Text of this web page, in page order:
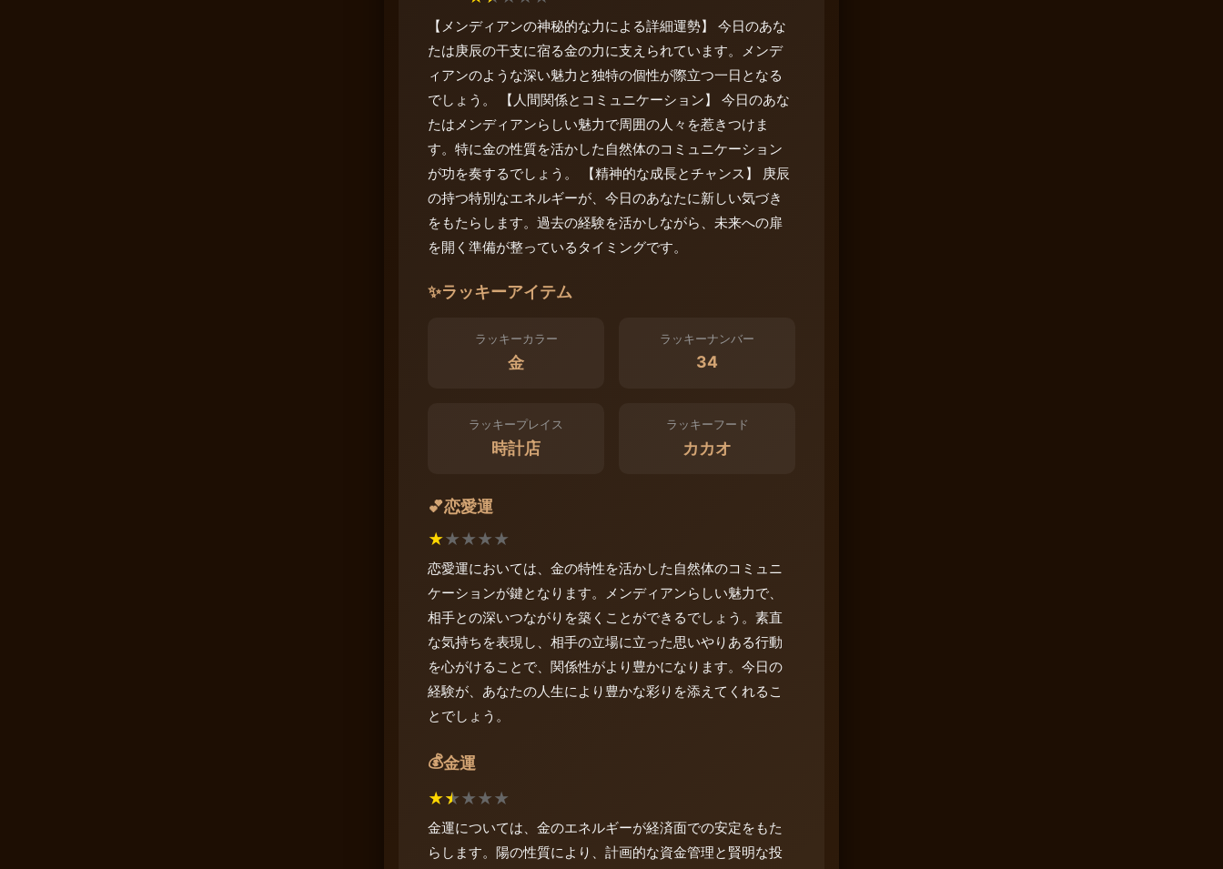
【メンディアンの神秘的な力による詳細運勢】 今日のあな
たは庚辰の干支に宿る金の力に支えられています。メンデ
ィアンのような深い魅力と独特の個性が際立つ一日となる
でしょう。 【人間関係とコミュニケーション】 今日のあな
たはメンディアンらしい魅力で周囲の人々を惹きつけま
す。特に金の性質を活かした自然体のコミュニケーション
が功を奏するでしょう。 【精神的な成長とチャンス】 庚辰
の持つ特別なエネルギーが、今日のあなたに新しい気づき
をもたらします。過去の経験を活かしながら、未来への扉
を開く準備が整っているタイミングです。
✨ラッキーアイテム
ラッキーカラー
金
ラッキーナンバー
34
ラッキープレイス
時計店
ラッキーフード
カカオ
💕恋愛運
★★★★★
恋愛運においては、金の特性を活かした自然体のコミュニ
ケーションが鍵となります。メンディアンらしい魅力で、
相手との深いつながりを築くことができるでしょう。素直
な気持ちを表現し、相手の立場に立った思いやりある行動
を心がけることで、関係性がより豊かになります。今日の
経験が、あなたの人生により豊かな彩りを添えてくれるこ
とでしょう。
💰金運
★★★★★
金運については、金のエネルギーが経済面での安定をもた
らします。陽の性質により、計画的な資金管理と賢明な投